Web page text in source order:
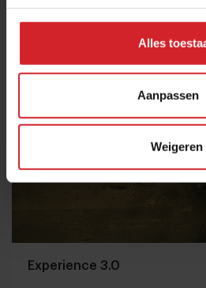
Alles
Aanpassen
Weigeren
Experience 3.0